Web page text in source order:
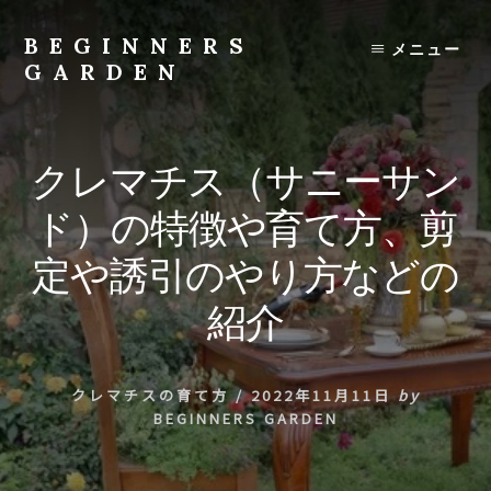
content
BEGINNERS
GARDEN
物
の
種
類
や
育
て
方
の
紹
介
を
行
い
メニュー
クレマチス（サニーサン
ド）の特徴や育て方、剪
定や誘引のやり方などの
紹介
クレマチスの育て方/ 2022年11月11日 by
BEGINNERS GARDEN